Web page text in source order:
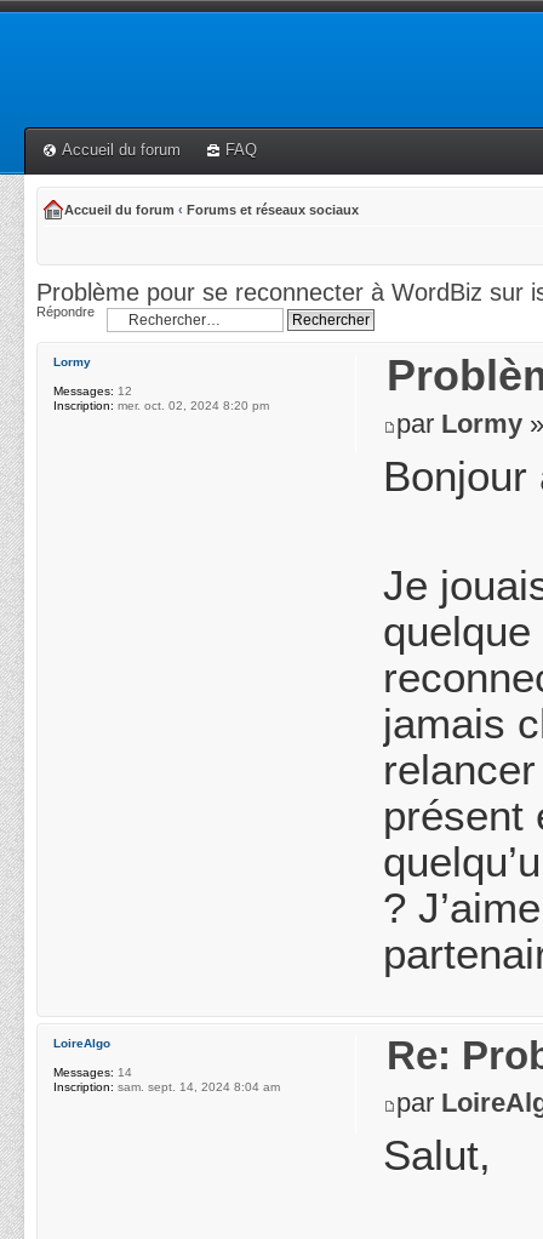
Accueil du forum FAQ
Accueil du forum ‹ Forums et réseaux sociaux
Problème pour se reconnecter à WordBiz sur
Répondre
par Lormy
Bonjour
Je
jamais
présent
?
Lormy
Messages: 12
Inscription: mer. oct. 02, 2024 8:20 pm
Re:
par
Salut,
LoireAlgo
Messages: 14
Inscription: sam. sept. 14, 2024 8:04 am